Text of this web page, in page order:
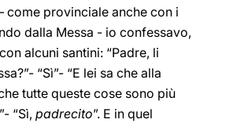
come provinciale anche con i
dalla Messa - io confessavo,
alcuni santini: “Padre, li
“Sì”- “E lei sa che alla
tutte queste cose sono più
“Sì, padrecito”. E in quel